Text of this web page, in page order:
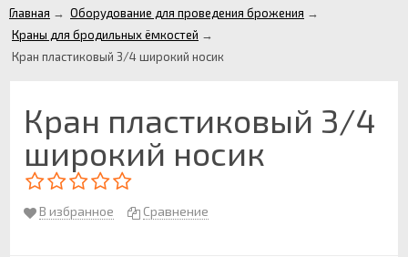
Главная → Оборудование для проведения брожения →
Краны для бродильных ёмкостей →
Кран пластиковый 3/4 широкий носик
Кран пластиковый 3/4
широкий носик
В избранное Сравнение